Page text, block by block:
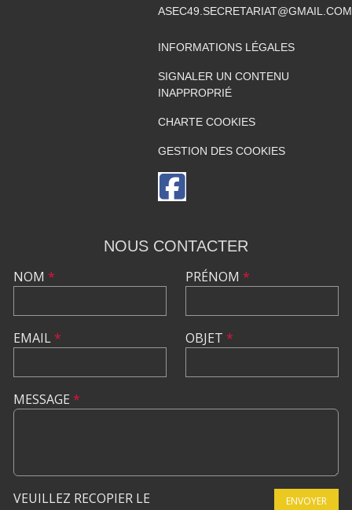
ASEC49.SECRETARIAT@GMAIL.COM
INFORMATIONS LÉGALES
SIGNALER UN CONTENU
INAPPROPRIÉ
CHARTE COOKIES
GESTION DES COOKIES
NOUS CONTACTER
NOM *
EMAIL*
PRÉNOM *
OBJET *
MESSAGE *
VEUILLEZ RECOPIER LE
ENVOYER